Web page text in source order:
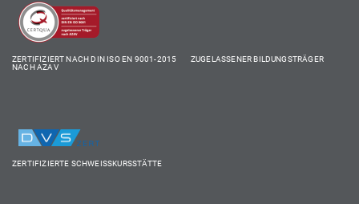
ZERTIFIZIERT NACH DIN ISO EN 9001-2015 ZUGELASSENER BILDUNGSTRÄGER
NACH AZAV
ZERTIFIZIERTE SCHWEISSKURSSTÄTTE